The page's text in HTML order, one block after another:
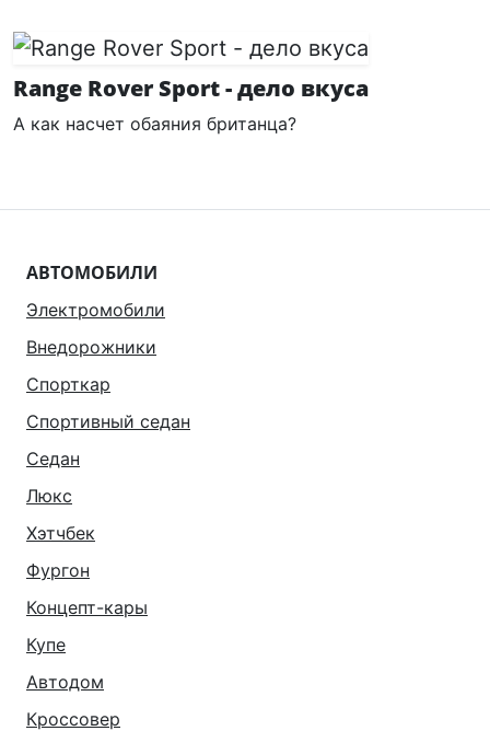
Range Rover Sport - дело вкуса
А как насчет обаяния британца?
АВТОМОБИЛИ
Электромобили
Внедорожники
Спорткар
Спортивный седан
Седан
Люкс
Хэтчбек
Фургон
Концепт-кары
Купе
Автодом
Кроссовер